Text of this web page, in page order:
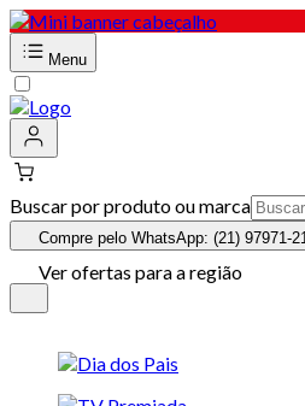
Menu
Buscar por produto ou marca
Compre pelo WhatsApp: (21) 97971-
Ver ofertas para a região